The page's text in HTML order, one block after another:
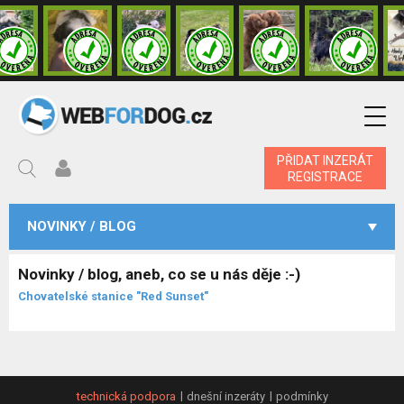
PŘIDAT INZERÁT
REGISTRACE
NOVINKY / BLOG
Novinky / blog, aneb, co se u nás děje :-)
Chovatelské stanice "Red Sunset"
technická podpora dnešní inzeráty podmínky